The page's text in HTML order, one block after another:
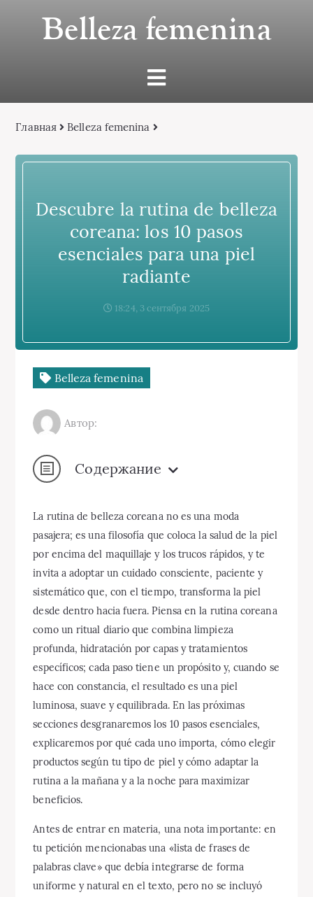
Belleza femenina
Главная Belleza femenina
Descubre la rutina de belleza
coreana: los 10 pasos
esenciales para una piel
radiante
18:24, 3 сентября 2025
Belleza femenina
Автор:
Содержание
La rutina de belleza coreana no es una moda
pasajera; es una filosofía que coloca la salud de la piel
por encima del maquillaje y los trucos rápidos, y te
invita a adoptar un cuidado consciente, paciente y
sistemático que, con el tiempo, transforma la piel
desde dentro hacia fuera. Piensa en la rutina coreana
como un ritual diario que combina limpieza
profunda, hidratación por capas y tratamientos
específicos; cada paso tiene un propósito y, cuando se
hace con constancia, el resultado es una piel
luminosa, suave y equilibrada. En las próximas
secciones desgranaremos los 10 pasos esenciales,
explicaremos por qué cada uno importa, cómo elegir
productos según tu tipo de piel y cómo adaptar la
rutina a la mañana y a la noche para maximizar
beneficios.
Antes de entrar en materia, una nota importante: en
tu petición mencionabas una «lista de frases de
palabras clave» que debía integrarse de forma
uniforme y natural en el texto, pero no se incluyó